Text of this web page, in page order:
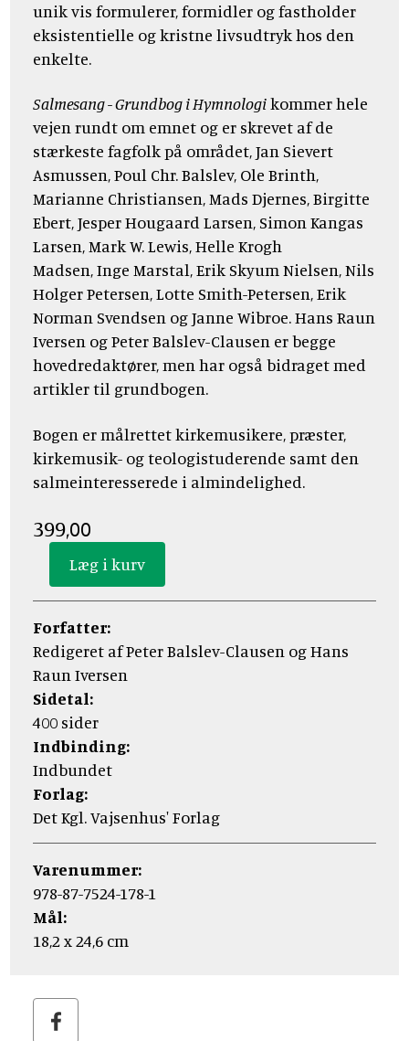
unik vis formulerer, formidler og fastholder
eksistentielle og kristne livsudtryk hos den
enkelte.
Salmesang - Grundbog i Hymnologikommer hele
vejen rundt om emnet og er skrevet af de
stærkeste fagfolk på området, Jan Sievert
Asmussen, Poul Chr. Balslev, Ole Brinth,
Marianne Christiansen, Mads Djernes, Birgitte
Ebert, Jesper Hougaard Larsen, Simon Kangas
Larsen, Mark W. Lewis, Helle Krogh
Madsen, Inge Marstal, Erik Skyum Nielsen, Nils
Holger Petersen, Lotte Smith-Petersen, Erik
Norman Svendsen og Janne Wibroe. Hans Raun
Iversen og Peter Balslev-Clausen er begge
hovedredaktører, men har også bidraget med
artikler til grundbogen.
Bogen er målrettet kirkemusikere, præster,
kirkemusik- og teologistuderende samt den
salmeinteresserede i almindelighed.
399,00
Forfatter:
Redigeret af Peter Balslev-Clausen og Hans
Raun Iversen
Sidetal:
400 sider
Indbinding:
Indbundet
Forlag:
Det Kgl. Vajsenhus' Forlag
Varenummer:
978-87-7524-178-1
Mål:
18,2 x 24,6 cm